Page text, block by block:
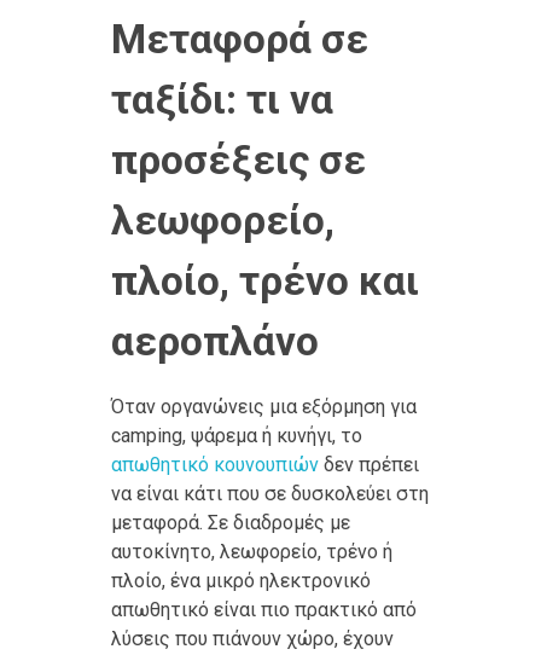
Μεταφορά σε
ταξίδι: τι να
προσέξεις σε
λεωφορείο,
πλοίο, τρένο και
αεροπλάνο
Όταν οργανώνεις μια εξόρμηση για
camping, ψάρεμα ή κυνήγι, το
απωθητικό κουνουπιώνδεν πρέπει
να είναι κάτι που σε δυσκολεύει στη
μεταφορά. Σε διαδρομές με
αυτοκίνητο, λεωφορείο, τρένο ή
πλοίο, ένα μικρό ηλεκτρονικό
απωθητικό είναι πιο πρακτικό από
λύσεις που πιάνουν χώρο, έχουν